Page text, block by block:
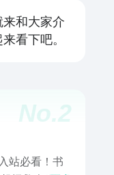
和大家介
看下吧。
No.2
站必看！书